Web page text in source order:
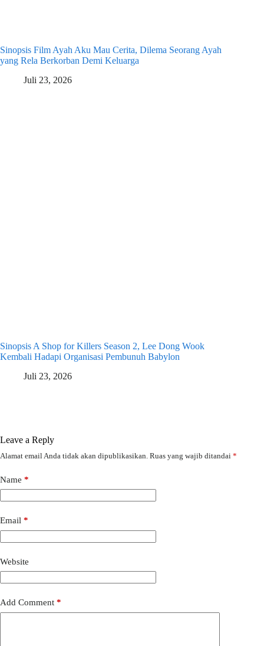
Sinopsis Film Ayah Aku Mau Cerita, Dilema Seorang Ayah
yang Rela Berkorban Demi Keluarga
Juli 23, 2026
Sinopsis A Shop for Killers Season 2, Lee Dong Wook
Kembali Hadapi Organisasi Pembunuh Babylon
Juli 23, 2026
Leave a Reply
Alamat email Anda tidak akan dipublikasikan. Ruas yang wajib ditandai *
Name *
Email *
Website
Add Comment *